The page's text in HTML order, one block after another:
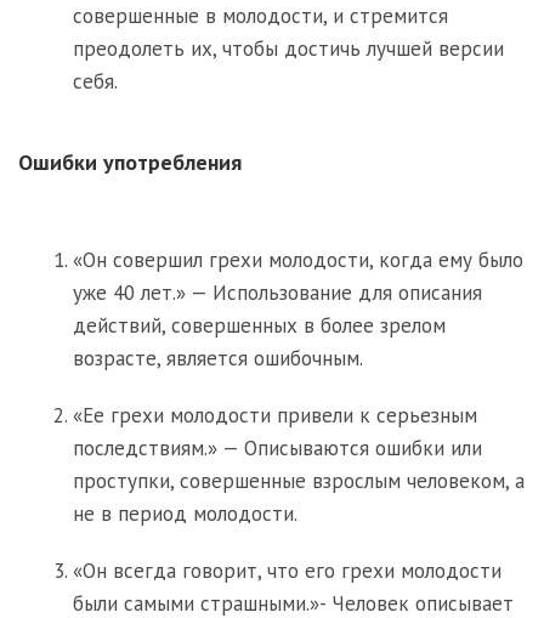
совершенные в молодости, и стремится
преодолеть их, чтобы достичь лучшей версии
себя.
Ошибки употребления
«Он совершил грехи молодости, когда ему было
уже 40 лет.» — Использование для описания
действий, совершенных в более зрелом
возрасте, является ошибочным.
«Ее грехи молодости привели к серьезным
последствиям.» — Описываются ошибки или
проступки, совершенные взрослым человеком, а
не в период молодости.
«Он всегда говорит, что его грехи молодости
были самыми страшными.»- Человек описывает